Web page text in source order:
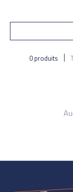
0 produits